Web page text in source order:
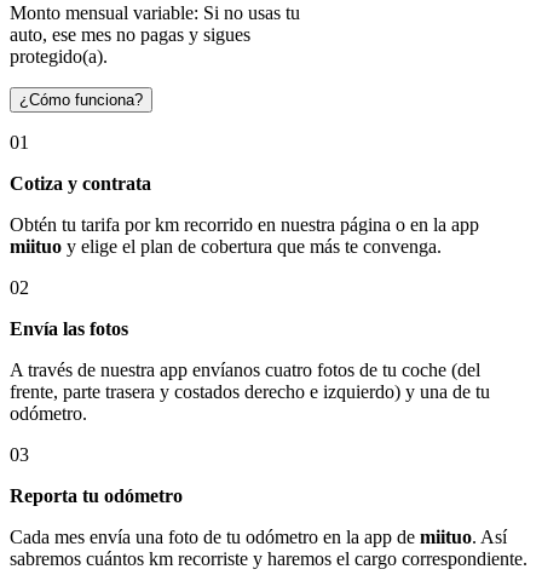
Monto mensual variable: Si no usas tu
auto, ese mes no pagas y sigues
protegido(a).
¿Cómo funciona?
01
Cotiza y contrata
Obtén tu tarifa por km recorrido en nuestra página o en la app
miituo y elige el plan de cobertura que más te convenga.
02
Envía las fotos
A través de nuestra app envíanos cuatro fotos de tu coche (del
frente, parte trasera y costados derecho e izquierdo) y una de tu
odómetro.
03
Reporta tu odómetro
Cada mes envía una foto de tu odómetro en la app de miituo. Así
sabremos cuántos km recorriste y haremos el cargo correspondiente.